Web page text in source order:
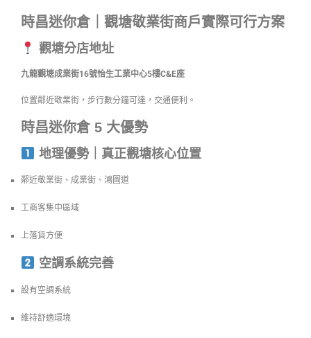
時昌迷你倉｜觀塘敬業街商戶實際可行方案
觀塘分店地址
九龍觀塘成業街16號怡生工業中心5樓C&E座
位置鄰近敬業街，步行數分鐘可達，交通便利。
時昌迷你倉 5 大優勢
地理優勢｜真正觀塘核心位置
鄰近敬業街、成業街、鴻圖道
工商客集中區域
上落貨方便
空調系統完善
設有空調系統
維持舒適環境